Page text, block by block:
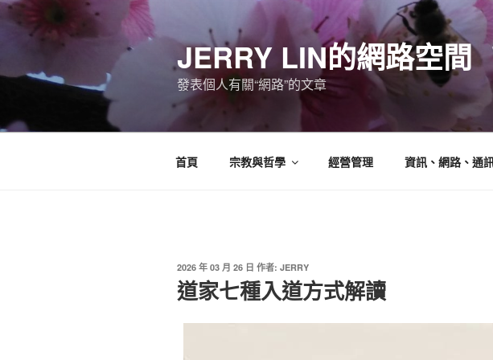
跳
JERRY LIN的網路空間
發表個人有關“網路”的文章
首頁 宗教與哲學 經營管理 資訊、網路、通
發
佈
於
2026 年 03 月 26 日 作者: JERRY
道家七種入道方式解讀